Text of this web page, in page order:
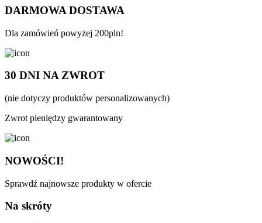
DARMOWA DOSTAWA
Dla zamówień powyżej 200pln!
30 DNI NA ZWROT
(nie dotyczy produktów personalizowanych)
Zwrot pieniędzy gwarantowany
NOWOŚCI!
Sprawdź najnowsze produkty w ofercie
Na skróty